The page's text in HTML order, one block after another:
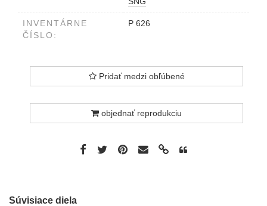
INVENTÁRNE
ČÍSLO:
P 626
Pridať medzi obľúbené
objednať reprodukciu
Súvisiace diela